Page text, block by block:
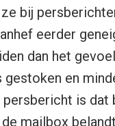
ze bij
eerder
dan het
gestoken en
persbericht is dat
mailbox